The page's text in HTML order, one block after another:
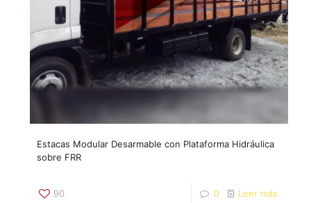
Estacas Modular Desarmable con Plataforma Hidráulica
sobre FRR
90 0 Leer más